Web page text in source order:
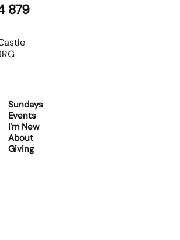
879
Sundays
Events
I'm New
About
Giving